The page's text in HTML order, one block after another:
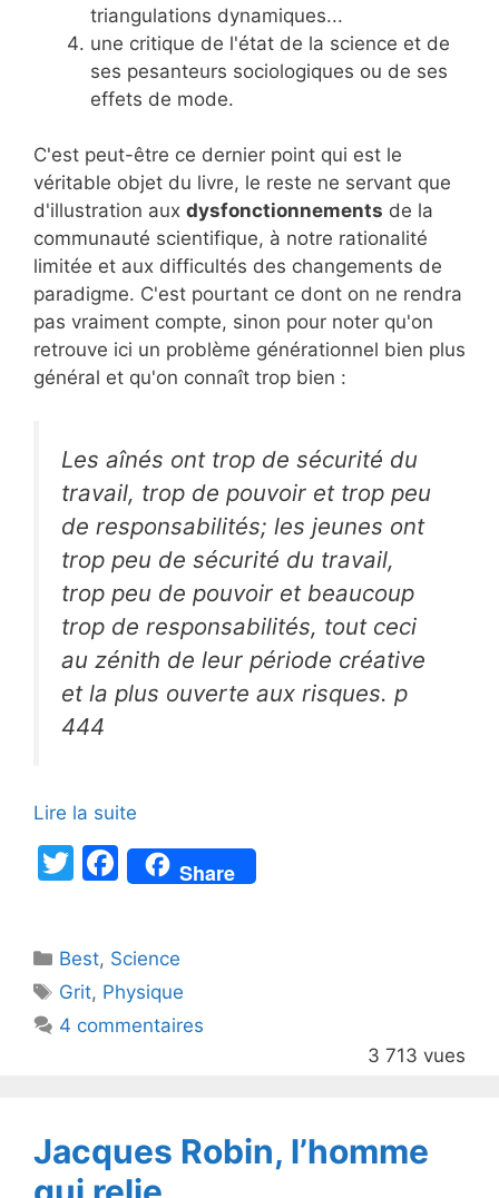
triangulations dynamiques...
une critique de l'état de la science et de
ses pesanteurs sociologiques ou de ses
effets de mode.
C'est peut-être ce dernier point qui est le
véritable objet du livre, le reste ne servant que
d'illustration aux dysfonctionnements de la
communauté scientifique, à notre rationalité
limitée et aux difficultés des changements de
paradigme. C'est pourtant ce dont on ne rendra
pas vraiment compte, sinon pour noter qu'on
retrouve ici un problème générationnel bien plus
général et qu'on connaît trop bien :
Les aînés ont trop de sécurité du
travail, trop de pouvoir et trop peu
de responsabilités; les jeunes ont
trop peu de sécurité du travail,
trop peu de pouvoir et beaucoup
trop de responsabilités, tout ceci
au zénith de leur période créative
et la plus ouverte aux risques. p
444
Lire la suite
T
er
F
a
e
b
o
Share
Catégories
Best, Science
Étiquettes
Grit, Physique
4 commentaires
3 713 vues
Jacques Robin, l’homme